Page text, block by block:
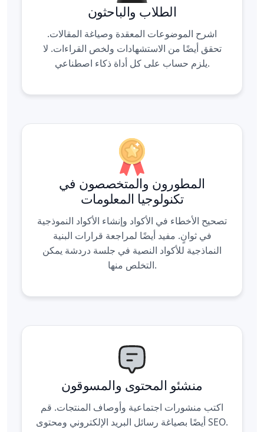
الطلاب والباحثون
اشرح الموضوعات المعقدة وصياغة المقالات.
تحقق أيضًا من الاستشهادات ولخص القراءات. لا
يلزم حساب على كل أداة ذكاء اصطناعي.
المطورون والمتخصصون في
تكنولوجيا المعلومات
تصحيح الأخطاء في الأكواد وإنشاء الأكواد النموذجية
في ثوانٍ. مفيد أيضًا لمراجعة قرارات البنية
النماذجية للأكواد النصية في جلسة دردشة يمكن
التخلص منها.
منشئو المحتوى والمسوقون
اكتب منشورات اجتماعية وأوصاف المنتجات. قم
أيضًا بصياغة رسائل البريد الإلكتروني ومحتوى SEO.